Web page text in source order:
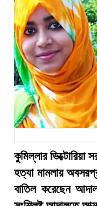
কুমিল্লার ভিক্টোরিয়া
হত্যা মামলায়
বাতিল করেছেন